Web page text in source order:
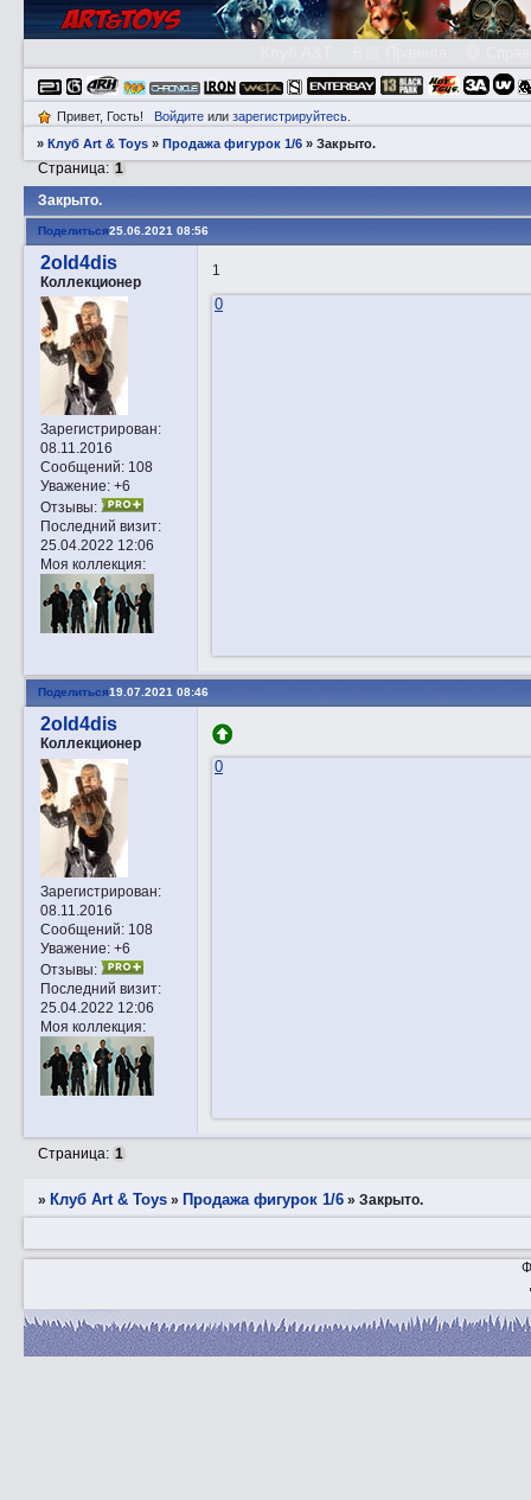
Привет, Гость! Войдитеили зарегистрируйтесь.
»Клуб Art & Toys »Продажа фигурок 1/6 »Закрытo.
Закрытo.
Страница: 1
Поделиться25.06.2021 08:56
2old4dis
Коллекционер
Зарегистрирован:
08.11.2016
Сообщений:108
Уважение: +6
Отзывы:
Последний визит:
25.04.2022 12:06
Моя коллекция:
1
0
Поделиться19.07.2021 08:46
2old4dis
Коллекционер
Зарегистрирован:
08.11.2016
Сообщений:108
Уважение: +6
Отзывы:
Последний визит:
25.04.2022 12:06
Моя коллекция:
0
Страница: 1
» Клуб Art & Toys » Продажа фигурок 1/6 »Закрытo.